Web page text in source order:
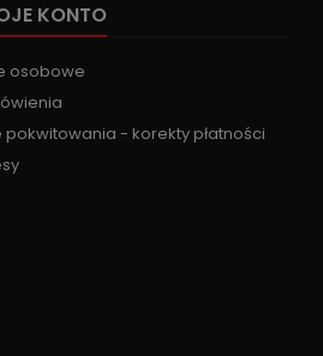
KONTO
osobowe
pokwitowania - korekty płatności